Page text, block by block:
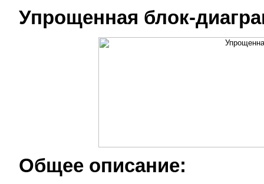
Упрощенная блок-
Общее описание: